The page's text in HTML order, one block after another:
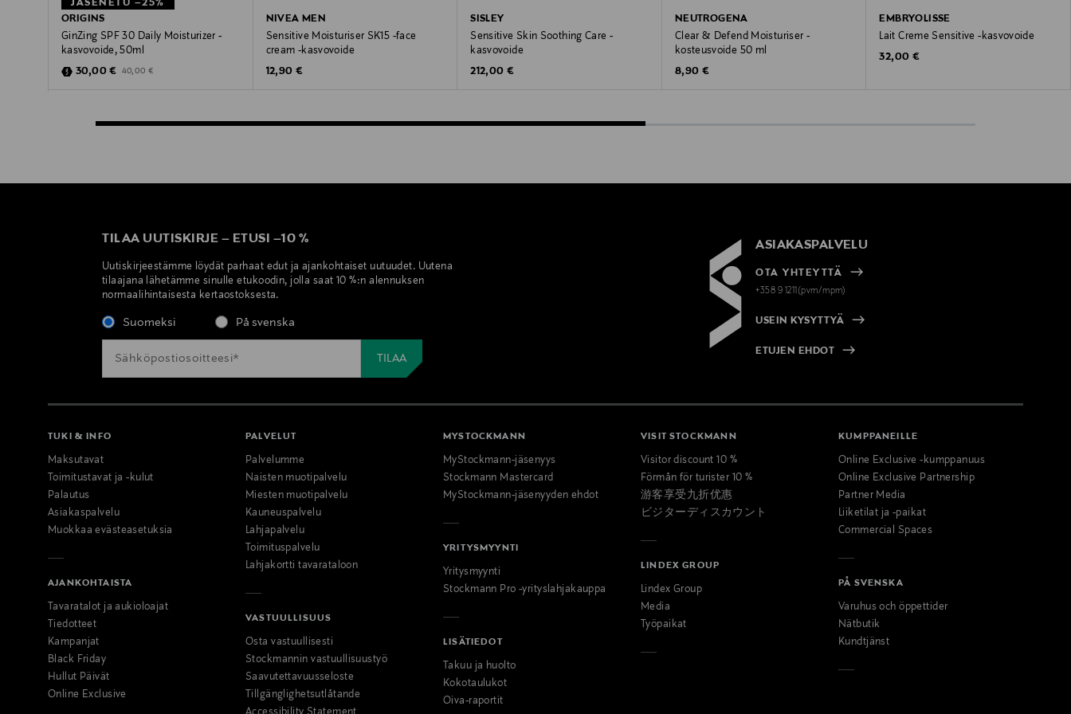
JÄSENETU –25%
ORIGINS
GinZing SPF 30 Daily Moisturizer -
kasvovoide, 50ml
Discounted Price
30,00 € Original Price
40,00 €
NIVEA MEN
Sensitive Moisturiser SK15 -face
cream -kasvovoide
Original Price
12,90 €
SISLEY
Sensitive Skin Soothing Care -
kasvovoide
Original Price
212,00 €
NEUTROGENA
Clear & Defend Moisturiser -
kosteusvoide 50 ml
Original Price
8,90 €
EMBRYOLISSE
Lait Creme Sensitive -kasvovoide
Original Price
32,00 €
TILAA UUTISKIRJE – ETUSI –10 %
Uutiskirjeestämme löydät parhaat edut ja ajankohtaiset uutuudet. Uutena
tilaajana lähetämme sinulle etukoodin, jolla saat 10 %:n alennuksen
normaalihintaisesta kertaostoksesta.
Suomeksi På svenska
ASIAKASPALVELU
OTA YHTEYTTÄ
+358 9 1211(pvm/mpm)
USEIN KYSYTTYÄ
ETUJEN EHDOT
TUKI & INFO
Maksutavat
Toimitustavat ja -kulut
Palautus
Asiakaspalvelu
Muokkaa evästeasetuksia
AJANKOHTAISTA
Tavaratalot ja aukioloajat
Tiedotteet
Kampanjat
Black Friday
Hullut Päivät
Online Exclusive
PALVELUT
Palvelumme
Naisten muotipalvelu
Miesten muotipalvelu
Kauneuspalvelu
Lahjapalvelu
Toimituspalvelu
Lahjakortti tavarataloon
VASTUULLISUUS
Osta vastuullisesti
Stockmannin vastuullisuustyö
Saavutettavuusseloste
Tillgänglighetsutlåtande
MYSTOCKMANN
MyStockmann-jäsenyys
Stockmann Mastercard
MyStockmann-jäsenyyden ehdot
YRITYSMYYNTI
Yritysmyynti
Stockmann Pro -yrityslahjakauppa
LISÄTIEDOT
Takuu ja huolto
Kokotaulukot
Oiva-raportit
VISIT STOCKMANN
Visitor discount 10 %
Förmån för turister 10 %
游客享受九折优惠
ビジターディスカウント
LINDEX GROUP
Lindex Group
Media
Työpaikat
KUMPPANEILLE
Online Exclusive -kumppanuus
Online Exclusive Partnership
Partner Media
Liiketilat ja -paikat
Commercial Spaces
PÅ SVENSKA
Varuhus och öppettider
Nätbutik
Kundtjänst